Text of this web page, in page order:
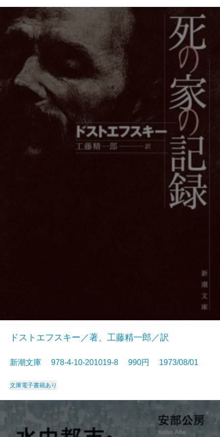
ドストエフスキー／著、工藤精一郎／訳
新潮文庫 978-4-10-201019-8 990円 1973/08/01
文庫電子書籍あり